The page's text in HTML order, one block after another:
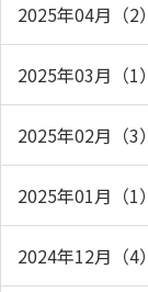
2025年04月（2）
2025年03月（1）
2025年02月（3）
2025年01月（1）
2024年12月（4）